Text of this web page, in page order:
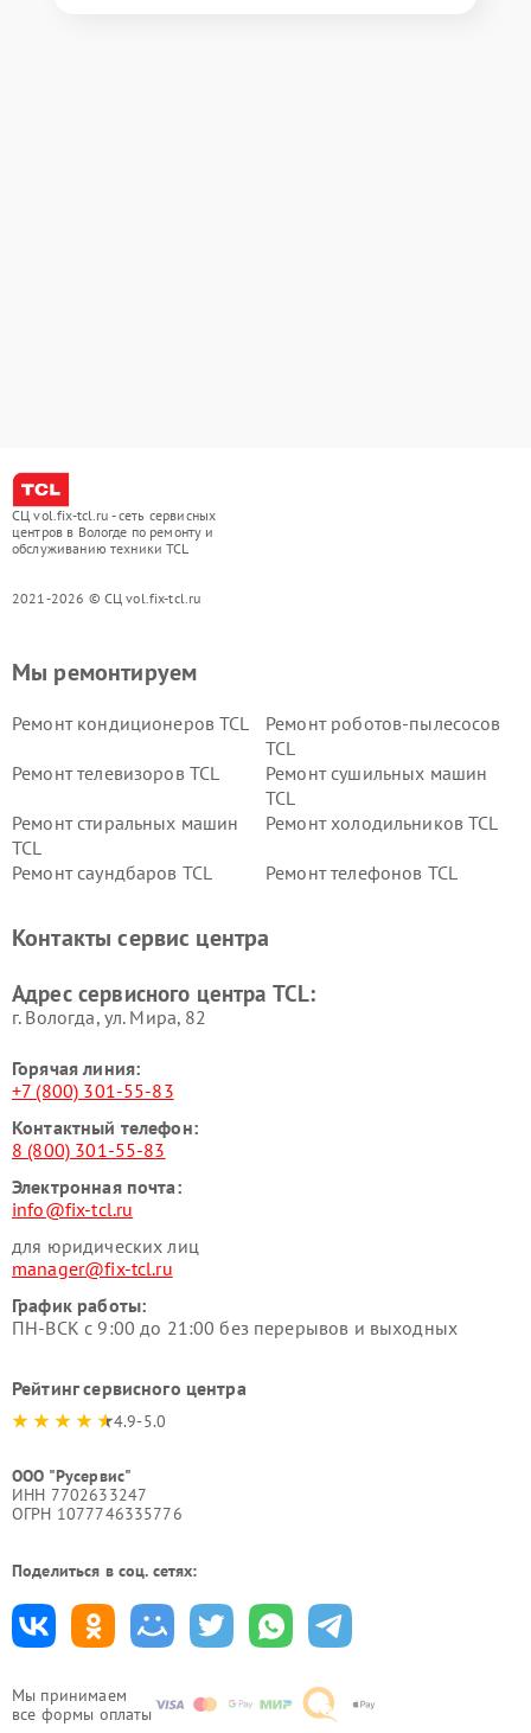
СЦ vol.fix-tcl.ru - сеть сервисных
центров в Вологде по ремонту и
обслуживанию техники TCL
2021-2026 © СЦ vol.fix-tcl.ru
Мы принимаем
все формы оплаты
Мы ремонтируем
Ремонт кондиционеров TCL
Ремонт роботов-пылесосов
TCL
Ремонт телевизоров TCL
Ремонт сушильных машин
TCL
Ремонт стиральных машин
TCL
Ремонт холодильников TCL
Ремонт саундбаров TCL Ремонт телефонов TCL
Контакты сервис центра
Адрес сервисного центра TCL:
г. Вологда, ул. Мира, 82
Горячая линия:
+7 (800) 301-55-83
Контактный телефон:
8 (800) 301-55-83
Электронная почта:
info@fix-tcl.ru
для юридических лиц
manager@fix-tcl.ru
График работы:
ПН-ВСК с 9:00 до 21:00 без перерывов и выходных
Рейтинг сервисного центра
4.9-5.0
ООО "Русервис"
ИНН 7702633247
ОГРН 1077746335776
Поделиться в соц. сетях: